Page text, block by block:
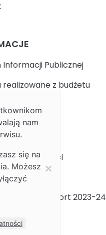
Informacji Publicznej
realizowane z budżetu
dostępności
Płci
Płci Raport 2023-24
nam
się na
Możesz